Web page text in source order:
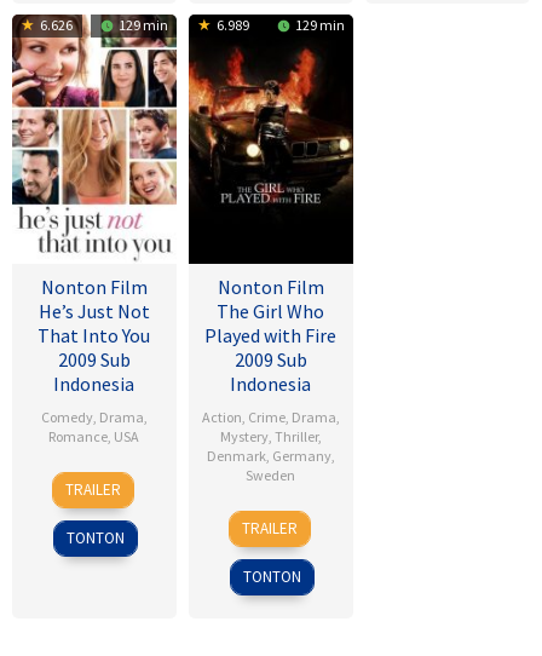
6.626 129 min
Nonton Film
He’s Just Not
That Into You
2009 Sub
Indonesia
Comedy, Drama,
Romance, USA
6
Feb
2009
Ken
Kwapis
TRAILER
TONTON
6.989 129 min
Nonton Film
The Girl Who
Played with Fire
2009 Sub
Indonesia
Action, Crime, Drama,
Mystery, Thriller,
Denmark, Germany,
Sweden
18
Sep
2009
Daniel
Alfredson
TRAILER
TONTON